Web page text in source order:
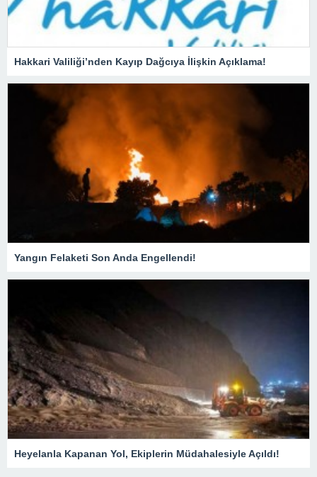
Hakkari Valiliği’nden Kayıp Dağcıya İlişkin Açıklama!
Yangın Felaketi Son Anda Engellendi!
Heyelanla Kapanan Yol, Ekiplerin Müdahalesiyle Açıldı!